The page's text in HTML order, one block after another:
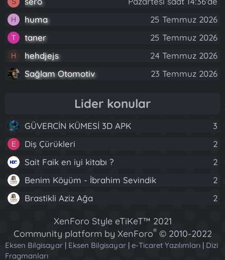
H huma 25 Temmuz 2026
T taner 25 Temmuz 2026
H hehdjejs
24 Temmuz 2026
Sağlam Otomotiv
23 Temmuz 2026
Lider konular
GÜVERCİN KÜMESİ 3D APK 3
E Diş Çürükleri
2
Sait Faik en iyi kitabı ?
2
Benim Köyüm - İbrahim Sevindik
2
Brastikli Aziz Ağa
2
XenForo Style eTiKeT™ 2021
Community platform by XenForo® © 2010-2022
XenForo Ltd.
Eksen Bilgisayar | Eksen Bilgisayar | e-Ticaret Yazılımları | Dizi
Fragmanları